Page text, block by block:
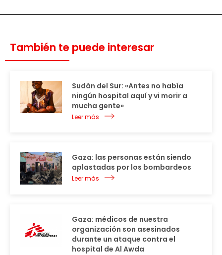
También te puede interesar
Sudán del Sur: «Antes no había
ningún hospital aquí y vi morir a
mucha gente»
Leer más
Gaza: las personas están siendo
aplastadas por los bombardeos
Leer más
Gaza: médicos de nuestra
organización son asesinados
durante un ataque contra el
hospital de Al Awda